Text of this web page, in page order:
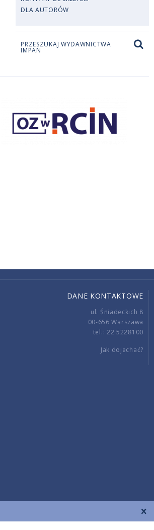
DLA AUTORÓW
PRZESZUKAJ WYDAWNICTWA
IMPAN
DANE KONTAKTOWE
ul. Śniadeckich 8
00-656 Warszawa
tel.: 22 5228100
Jak dojechać?